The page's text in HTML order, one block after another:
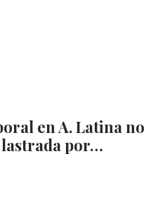
en A. Latina no
por…